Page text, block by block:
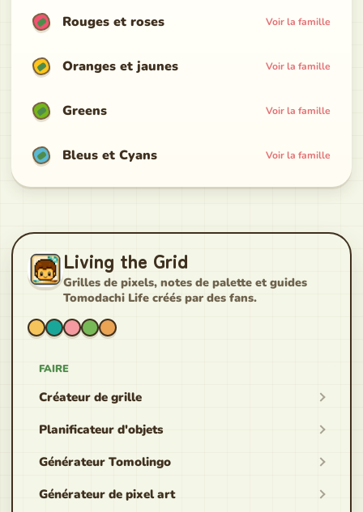
Rouges et roses Voir la famille
Oranges et jaunes Voir la famille
Greens Voir la famille
Bleus et Cyans Voir la famille
Living the Grid
Grilles de pixels, notes de palette et guides
Tomodachi Life créés par des fans.
FAIRE
Créateur de grille
Planificateur d'objets
Générateur Tomolingo
Générateur de pixel art